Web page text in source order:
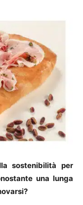
sostenibilità per
una lunga